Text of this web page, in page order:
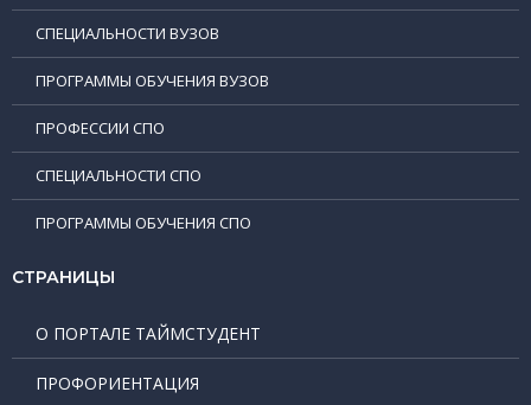
СПЕЦИАЛЬНОСТИ ВУЗОВ
ПРОГРАММЫ ОБУЧЕНИЯ ВУЗОВ
ПРОФЕССИИ СПО
СПЕЦИАЛЬНОСТИ СПО
ПРОГРАММЫ ОБУЧЕНИЯ СПО
СТРАНИЦЫ
О ПОРТАЛЕ ТАЙМСТУДЕНТ
ПРОФОРИЕНТАЦИЯ